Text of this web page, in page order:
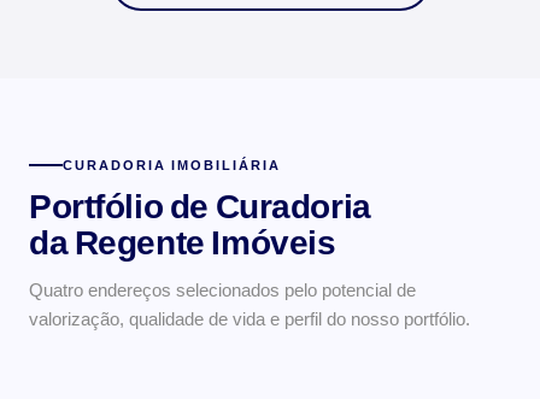
CURADORIA IMOBILIÁRIA
Portfólio de Curadoria
da Regente Imóveis
Quatro endereços selecionados pelo potencial de
valorização, qualidade de vida e perfil do nosso portfólio.
UNIVERSITÁRIO
Trindade
Localização central, infraestrutura completa e forte
demanda acadêmica.
Itacorubi
Bairro de alto padrão entre o Manguezal e a UFSC,
RESIDENCIAL
Córrego Grande
EXCLUSIVO